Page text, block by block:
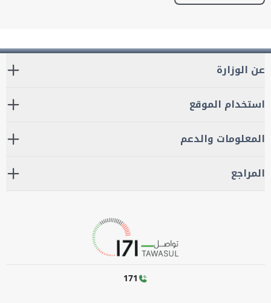
عن الوزارة
استخدام الموقع
المعلومات والدعم
المراجع
171